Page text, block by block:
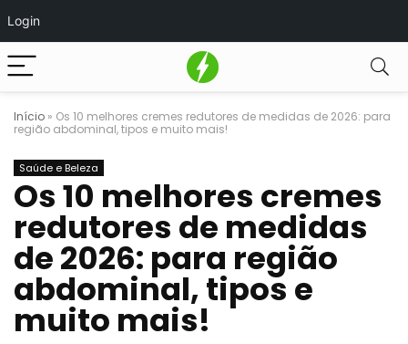
Login
Início » Os 10 melhores cremes redutores de medidas de 2026: para
região abdominal, tipos e muito mais!
Saúde e Beleza
Os 10 melhores cremes
redutores de medidas
de 2026: para região
abdominal, tipos e
muito mais!